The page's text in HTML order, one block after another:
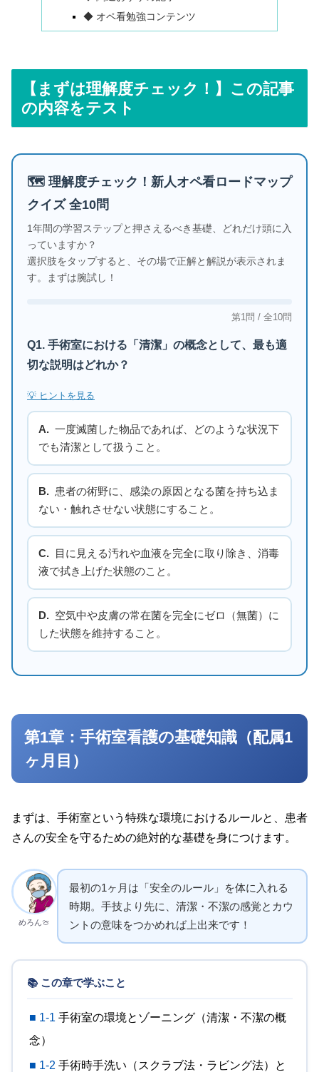
◆ オペ看勉強コンテンツ
【まずは理解度チェック！】この記事
の内容をテスト
🗺️ 理解度チェック！新人オペ看ロードマップ
クイズ 全10問
1年間の学習ステップと押さえるべき基礎、どれだけ頭に入
っていますか？
選択肢をタップすると、その場で正解と解説が表示されま
す。まずは腕試し！
第1問 / 全10問
Q1. 手術室における「清潔」の概念として、最も適
切な説明はどれか？
💡 ヒントを見る
A. 一度滅菌した物品であれば、どのような状況下
でも清潔として扱うこと。
B. 患者の術野に、感染の原因となる菌を持ち込ま
ない・触れさせない状態にすること。
C.
目に見える汚れや血液を完全に取り除き、消毒
液で拭き上げた状態のこと。
D. 空気中や皮膚の常在菌を完全にゼロ（無菌）に
した状態を維持すること。
第1章：手術室看護の基礎知識（配属1
ヶ月目）
まずは、手術室という特殊な環境におけるルールと、患者
さんの安全を守るための絶対的な基礎を身につけます。
めろん🍈
最初の1ヶ月は「安全のルール」を体に入れる
時期。手技より先に、清潔・不潔の感覚とカウ
ントの意味をつかめれば上出来です！
📚 この章で学ぶこと
■ 1-1 手術室の環境とゾーニング（清潔・不潔の概
念）
■ 1-2 手術時手洗い（スクラブ法・ラビング法）と